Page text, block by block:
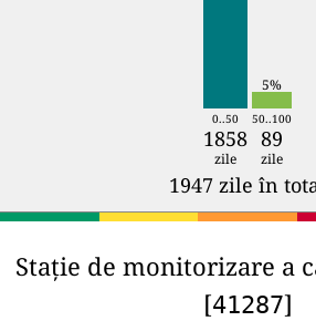
5%
0..50 50..100
1858 89
zile zile
1947 zile în
Stație de monitorizare a
[41287]